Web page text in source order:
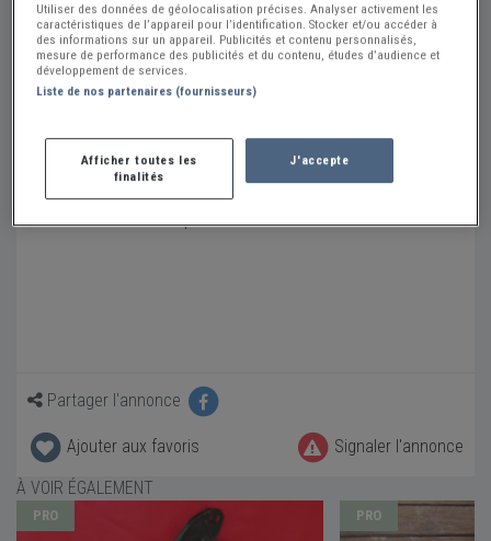
Voir le téléphone
Envoyer un email
Description
Partager l'annonce
Ajouter aux favoris
Signaler l'annonce
À VOIR ÉGALEMENT
PRO PRO
Utiliser des données de géolocalisation précises. Analyser activement les
caractéristiques de l’appareil pour l’identification. Stocker et/ou accéder à
des informations sur un appareil. Publicités et contenu personnalisés,
mesure de performance des publicités et du contenu, études d’audience et
développement de services.
Liste de nos partenaires (fournisseurs)
Afficher toutes les
finalités
J'accepte